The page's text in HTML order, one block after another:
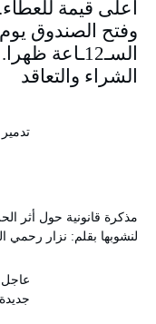
السـ12ـاعة
الشراء والتعاقد
مذكرة قانونية حول أثر
لنشوبها بقلم: نزار رحمي
عاجل